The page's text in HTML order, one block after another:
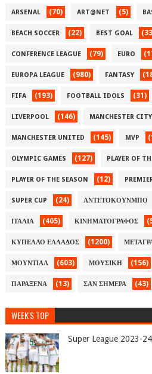
ARSENAL (70) ART@NET (5)
BEACH SOCCER (22) BEST GOAL
CONFERENCE LEAGUE (79) EURO
EUROPA LEAGUE (980) FANTASY
FIFA (193) FOOTBALL IDOLS (31)
LIVERPOOL (146) MANCHESTER CITY
MANCHESTER UNITED (145) MVP
OLYMPIC GAMES (127) PLAYER OF
PLAYER OF THE SEASON (12)
SUPER CUP (24) ΑΝΤΕΤΟΚΟΥΝΜΠΟ
ΙΤΑΛΙΑ (405) ΚΙΝΗΜΑΤΟΓΡΑΦΟΣ
ΚΥΠΕΛΛΟ ΕΛΛΑΔΟΣ (1200)
ΜΟΥΝΤΙΑΛ (603) ΜΟΥΣΙΚΗ (156)
ΠΑΡΑΞΕΝΑ (13) ΣΑΝ ΣΗΜΕΡΑ (43)
WEEK'S TOP
Super League 2023-